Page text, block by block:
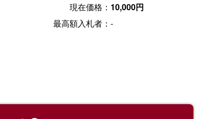
現在価格： 10,000円
最高額入札者：-